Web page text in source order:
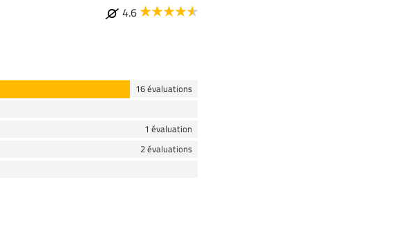
4.6
16 évaluations
1 évaluation
2 évaluations